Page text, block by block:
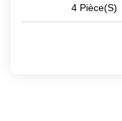
4 Pièce(s)